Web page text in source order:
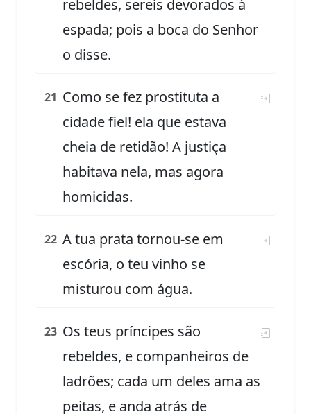
rebeldes, sereis devorados à
espada; pois a boca do Senhor
o disse.
21 Como se fez prostituta a
cidade fiel! ela que estava
cheia de retidão! A justiça
habitava nela, mas agora
homicidas.
22 A tua prata tornou-se em
escória, o teu vinho se
misturou com água.
23 Os teus príncipes são
rebeldes, e companheiros de
ladrões; cada um deles ama as
peitas, e anda atrás de